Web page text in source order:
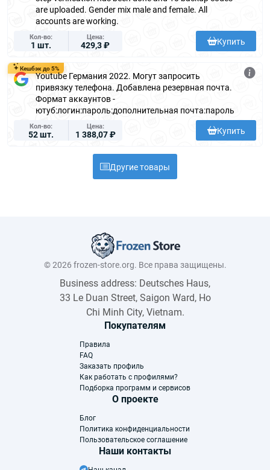
are uploaded. Gender mix male and female. All
accounts are working.
Кол-во
1 шт.
Цена
429,3 ₽ Купить
Кешбэк до 5%
Youtube Германия 2022. Могут запросить
привязку телефона. Добавлена резервная почта.
Формат аккаунтов -
ютуб:логин:пароль:дополнительная почта:пароль
Кол-во
52 шт.
Цена
1 388,07 ₽ Купить
Другие товары
© 2026 frozen-store.org. Все права защищены.
Business address: Deutsches Haus,
33 Le Duan Street, Saigon Ward, Ho
Chi Minh City, Vietnam.
Покупателям
Правила
FAQ
Заказать профиль
Как работать с профилями?
Подборка программ и сервисов
О проекте
Блог
Политика конфиденциальности
Пользовательское соглашение
Наши контакты